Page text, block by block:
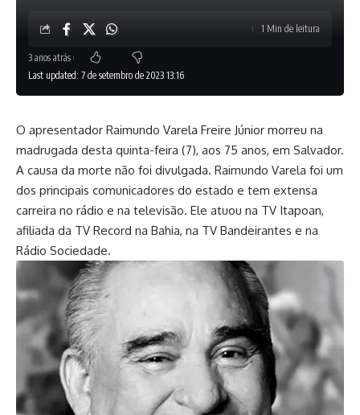
Last updated: 7 de setembro de 2023 13:16
3 anos atrás
1 Min de leitura
O apresentador Raimundo Varela Freire Júnior morreu na
madrugada desta quinta-feira (7), aos 75 anos, em Salvador.
A causa da morte não foi divulgada. Raimundo Varela foi um
dos principais comunicadores do estado e tem extensa
carreira no rádio e na televisão. Ele atuou na TV Itapoan,
afiliada da TV Record na Bahia, na TV Bandeirantes e na
Rádio Sociedade.